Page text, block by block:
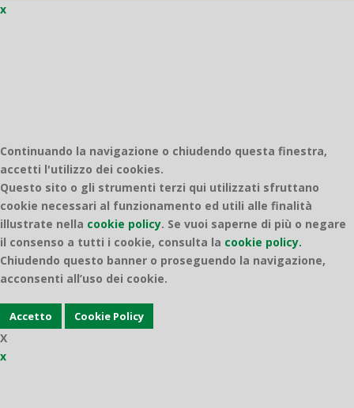
x
Continuando la navigazione o chiudendo questa finestra,
accetti l'utilizzo dei cookies.
Questo sito o gli strumenti terzi qui utilizzati sfruttano
cookie necessari al funzionamento ed utili alle finalità
illustrate nella cookie policy. Se vuoi saperne di più o negare
il consenso a tutti i cookie, consulta la cookie policy.
Chiudendo questo banner o proseguendo la navigazione,
acconsenti all’uso dei cookie.
Accetto Cookie Policy
X
x